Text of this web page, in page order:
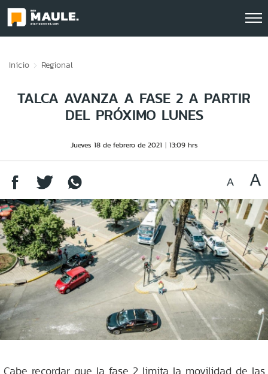
Inicio Regional
TALCA AVANZA A FASE 2 A PARTIR
DEL PRÓXIMO LUNES
Jueves 18 de febrero de 2021 13:09 hrs
Cabe recordar que la fase 2 limita la movilidad de las